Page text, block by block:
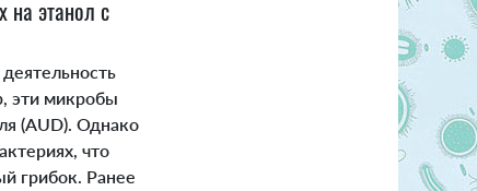
на этанол с
эти микробы
(AUD). Однако
что
грибок. Ранее